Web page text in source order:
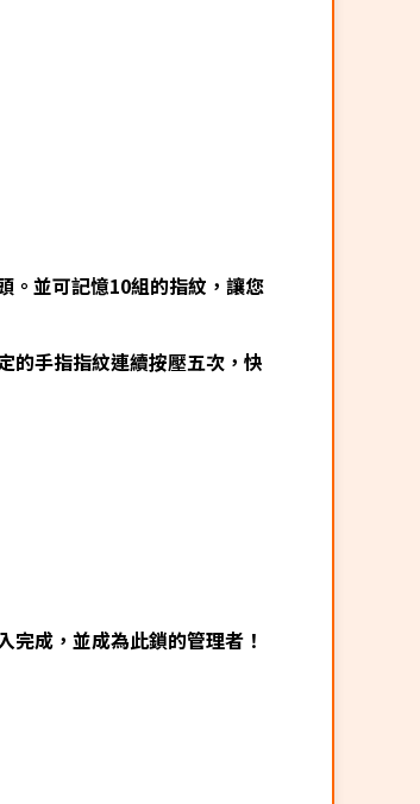
。並可記憶10組的指紋，讓您
的手指指紋連續按壓五次，快
成，並成為此鎖的管理者！